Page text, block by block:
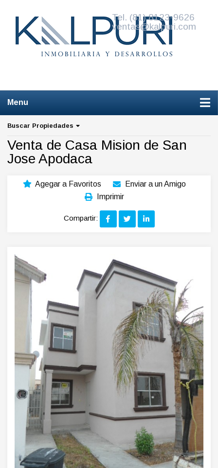
Tel. (81) 8123-9626
ventas@kalpuri.com
Buscar Propiedades
Venta de Casa Mision de San
Jose Apodaca
Agegar a Favoritos
Enviar a un Amigo
Imprimir
Compartir: